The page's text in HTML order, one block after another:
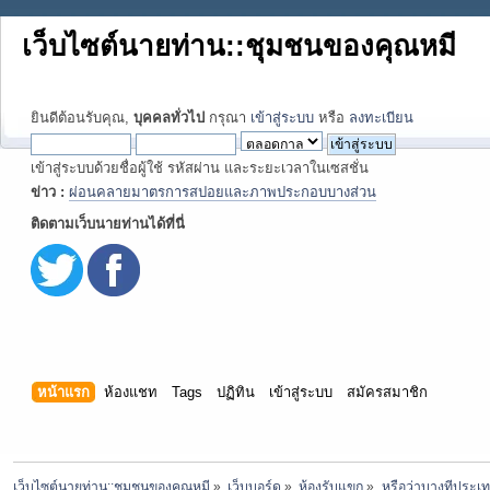
เว็บไซต์นายท่าน::ชุมชนของคุณหมี
ยินดีต้อนรับคุณ, บุคคลทั่วไป กรุณา เข้าสู่ระบบ หรือ ลงทะเบียน
เข้าสู่ระบบด้วยชื่อผู้ใช้ รหัสผ่าน และระยะเวลาในเซสชั่น
ข่าว : ผ่อนคลายมาตรการสปอยและภาพประกอบบางส่วน
ติดตามเว็บนายท่านได้ที่นี่
หน้าแรก ห้องแชท Tags ปฏิทิน เข้าสู่ระบบ สมัครสมาชิก
เว็บไซต์นายท่าน::ชุมชนของคุณหมี » เว็บบอร์ด » ห้องรับแขก » หรือว่าบางทีประเ